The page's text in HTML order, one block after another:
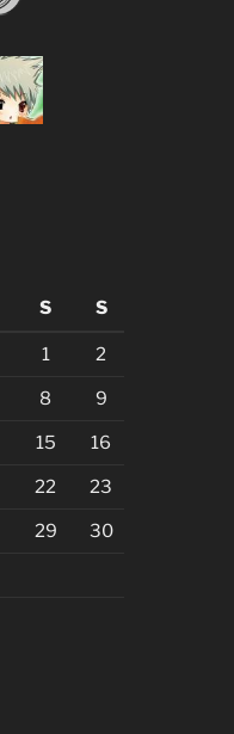
S S
1 2
8 9
15 16
22 23
29 30